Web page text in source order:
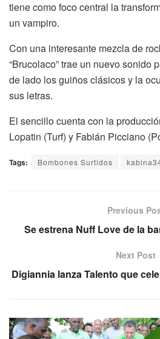
tiene como foco central la
un vampiro.
Con una interesante mezcla de
“Brucolaco” trae un nuevo sonido
de lado los guiños clásicos y la
sus letras.
El sencillo cuenta con la
Lopatin (Turf) y Fabián Picciano
Tags: Bombones Surtidos
Previous
Se estrena Nuff Love de la
Next Post
Digiannia lanza Talento que